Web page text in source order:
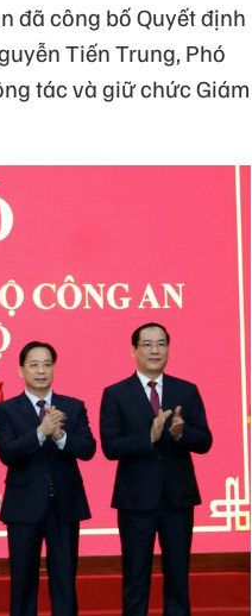
đã công bố Quyết định
Tiến Trung, Phó
tác và giữ chức Giám